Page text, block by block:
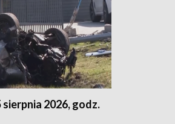
2026, godz.